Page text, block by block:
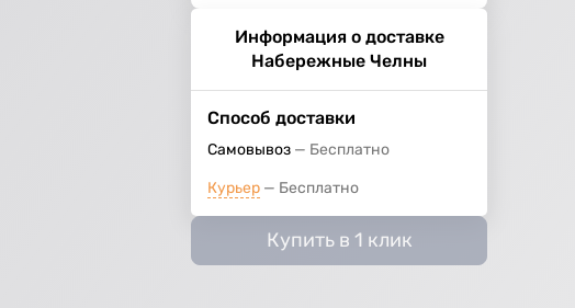
Информация о доставке
Набережные Челны
Способ доставки
Самовывоз Бесплатно
Курьер Бесплатно
Купить в 1 клик